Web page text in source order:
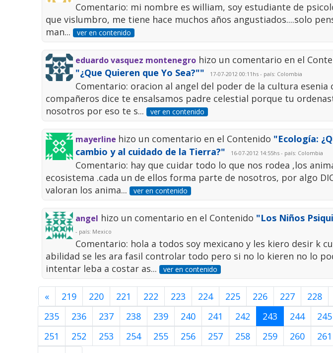
Comentario: mi nombre es william, soy estudiante de
que vislumbro, me tiene hace muchos años angustiados....solo
man... ver en contenido
eduardo vasquez montenegro hizo un comentario en el
"¿Que Quieren que Yo Sea?""
17-07-2012 00:11hs - país: Colombia
Comentario: oracion al angel del poder de la cultura
compañeros dice te ensalsamos padre celestial porque tu
nosotros por eso te s... ver en contenido
mayerline hizo un comentario en el Contenido "Ecología:
cambio y al cuidado de la Tierra?"
16-07-2012 14:55hs - país: Colombia
Comentario: hay que cuidar todo lo que nos rodea ,los
ecosistema .cada un de ellos forma parte de nosotros, por algo
valoran los anima... ver en contenido
angel hizo un comentario en el Contenido "Los Niños
- país: Mexico
Comentario: hola a todos soy mexicano y les kiero desir k
abilidad se les ara fasil controlar todo pero si no lo kieren no lo
intentar leba a costar as... ver en contenido
« 219 220 221 222 223 224 225 226 227 228
235
236 237 238 239 240 241 242 243 244 245
251
252 253 254 255 256 257 258 259 260 261